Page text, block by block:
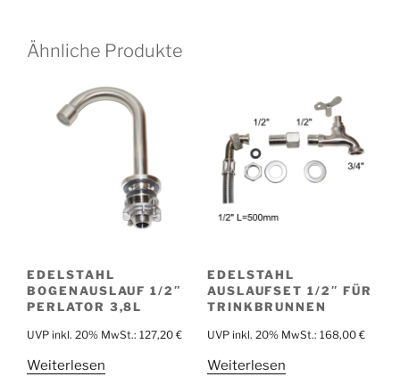
Ähnliche Produkte
EDELSTAHL
BOGENAUSLAUF 1/2″
PERLATOR 3,8L
UVP inkl. 20% MwSt.: 127,20 €
Weiterlesen
EDELSTAHL
AUSLAUFSET 1/2″ FÜR
TRINKBRUNNEN
UVP inkl. 20% MwSt.: 168,00 €
Weiterlesen